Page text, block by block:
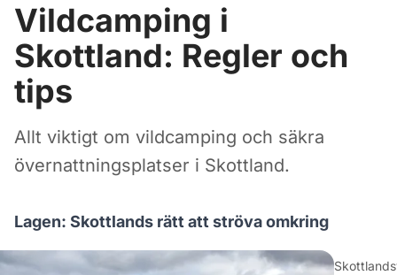
Vildcamping i
Skottland: Regler och
tips
Allt viktigt om vildcamping och säkra
övernattningsplatser i Skottland.
Lagen: Skottlands rätt att ströva omkring